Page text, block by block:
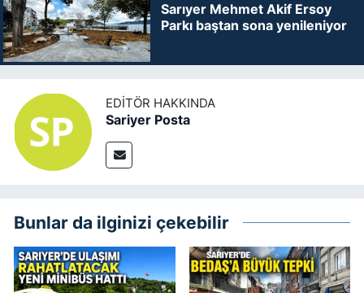
Sarıyer Mehmet Akif Ersoy
Parkı baştan sona yenileniyor
EDITÖR HAKKINDA
Sariyer Posta
Bunlar da ilginizi çekebilir